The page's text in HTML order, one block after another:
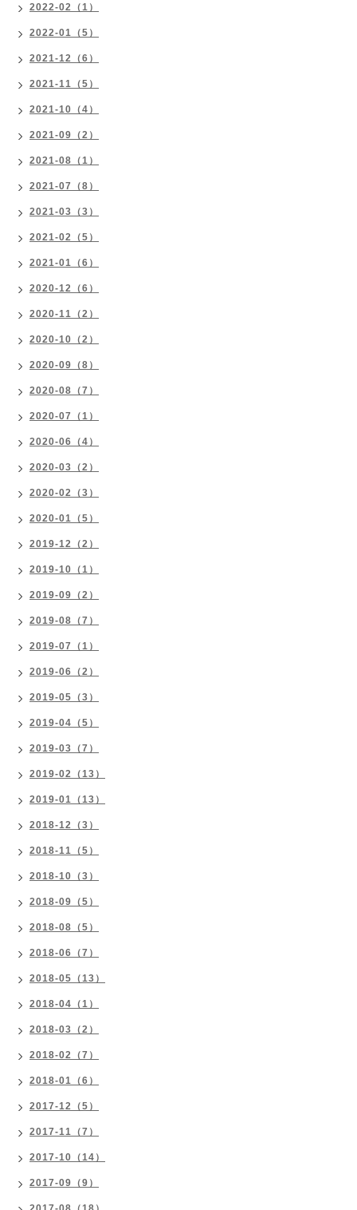
2022-02（1）
2022-01（5）
2021-12（6）
2021-11（5）
2021-10（4）
2021-09（2）
2021-08（1）
2021-07（8）
2021-03（3）
2021-02（5）
2021-01（6）
2020-12（6）
2020-11（2）
2020-10（2）
2020-09（8）
2020-08（7）
2020-07（1）
2020-06（4）
2020-03（2）
2020-02（3）
2020-01（5）
2019-12（2）
2019-10（1）
2019-09（2）
2019-08（7）
2019-07（1）
2019-06（2）
2019-05（3）
2019-04（5）
2019-03（7）
2019-02（13）
2019-01（13）
2018-12（3）
2018-11（5）
2018-10（3）
2018-09（5）
2018-08（5）
2018-06（7）
2018-05（13）
2018-04（1）
2018-03（2）
2018-02（7）
2018-01（6）
2017-12（5）
2017-11（7）
2017-10（14）
2017-09（9）